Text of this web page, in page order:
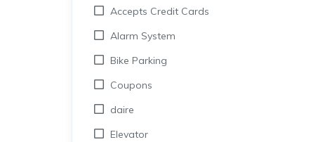
Accepts Credit Cards
Alarm System
Bike Parking
Coupons
daire
Elevator